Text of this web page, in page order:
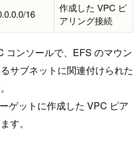
16
作成した VPC ピ
アリング接続
コンソールで、EFS のマウン
サブネットに関連付けられた
ゲットに作成した VPC ピア
す。